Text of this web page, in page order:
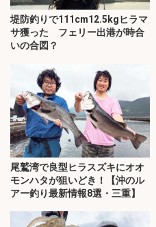
堤防釣りで111cm12.5kgヒラマ
サ獲った フェリー出港が時合
いの合図？
尾鷲湾で良型ヒラスズキにオオ
モンハタが狙いどき！【沖のル
アー釣り最新情報8選・三重】